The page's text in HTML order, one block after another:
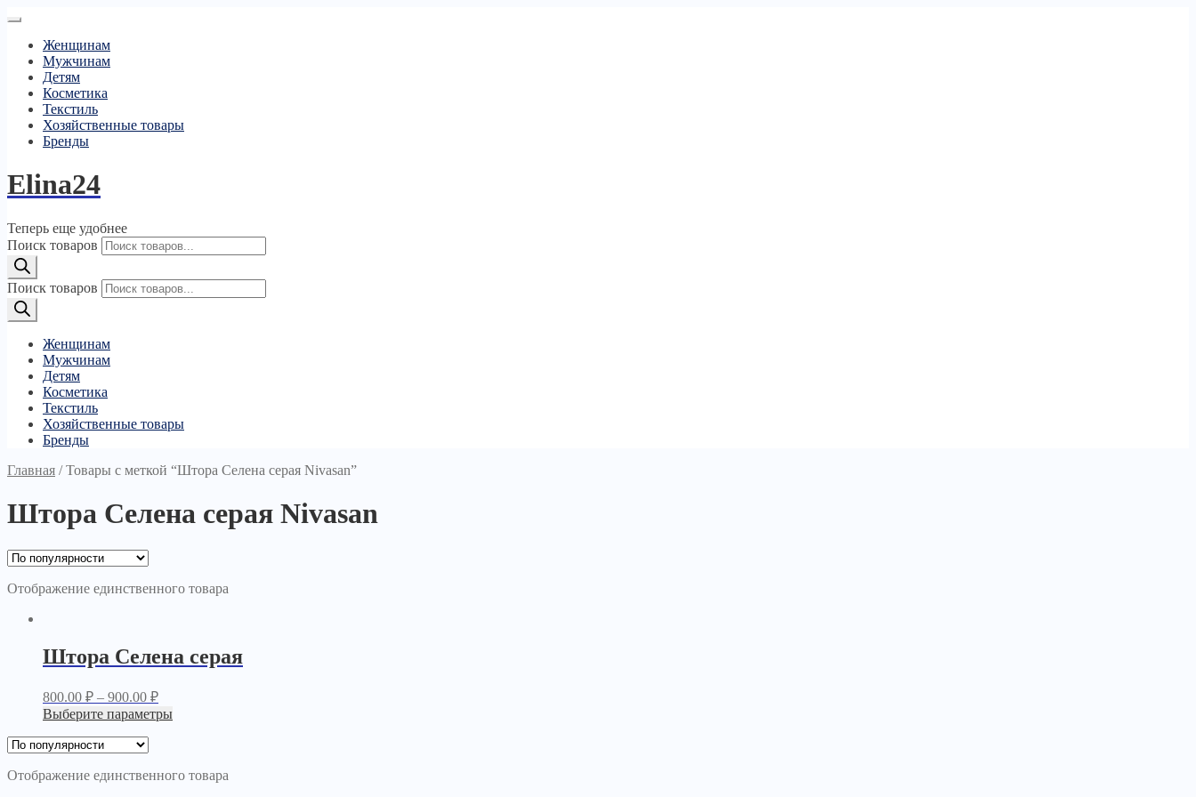
Женщинам
Мужчинам
Детям
Косметика
Текстиль
Хозяйственные товары
Бренды
Elina24
Теперь еще удобнее
Поиск товаров
Поиск товаров
Женщинам
Мужчинам
Детям
Косметика
Текстиль
Хозяйственные товары
Бренды
Главная /Товары с меткой “Штора Селена серая Nivasan”
Штора Селена серая Nivasan
Отображение единственного товара
Штора Селена серая
800.00 ₽ – 900.00 ₽
Выберите параметры
Отображение единственного товара